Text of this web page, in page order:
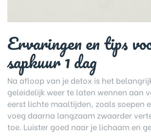
Ervaringen en tips
sapkuur 1 dag
Na afloop van je detox is het
geleidelijk weer te laten wennen aan
eerst lichte maaltijden, zoals soepen
voeg daarna langzaam zwaarder
toe. Luister goed naar je lichaam en